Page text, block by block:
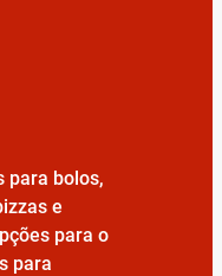
para bolos,
e
para o
para